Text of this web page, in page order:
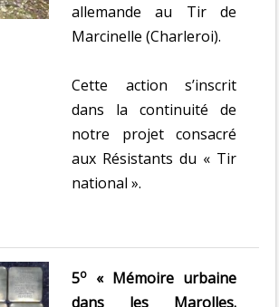
allemande au Tir de
Marcinelle (Charleroi).
Cette action s’inscrit
dans la continuité de
notre projet consacré
aux Résistants du « Tir
national ».
5o
« Mémoire urbaine
dans les Marolles.